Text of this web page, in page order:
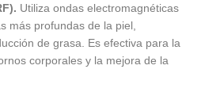
Utiliza ondas electromagnéticas
más profundas de la piel,
de grasa. Es efectiva para la
corporales y la mejora de la